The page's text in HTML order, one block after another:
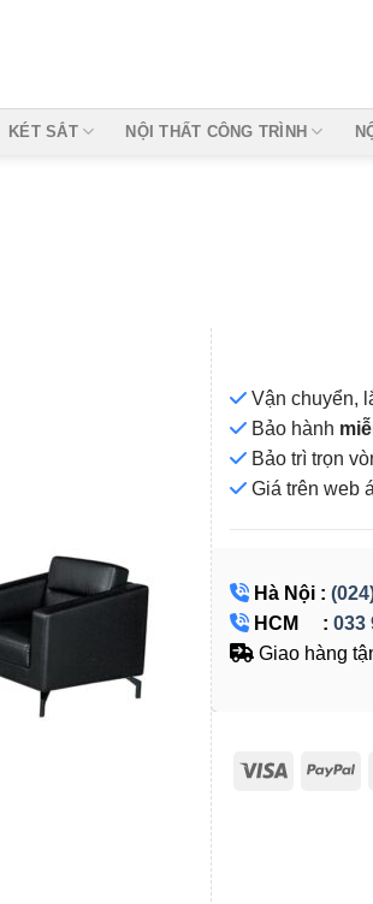
KÉT SẮT NỘI THẤT CÔNG TRÌNH
Vận chuyển,
Bảo hành
Bảo trì trọn
Giá trên web
Hà Nội :
HCM : 033
Giao hàng